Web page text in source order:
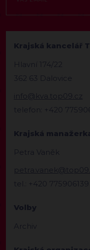
Krajská kancelář
Hlavní 174/22
362 63 Dalovice
info@kva.top09.cz
telefon: +420
Krajská
Petra Vaněk
tel.: +420 775906139
Volby
Archiv